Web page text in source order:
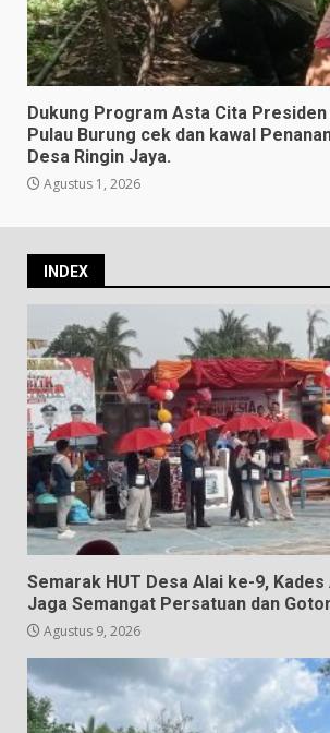
Dukung Program Asta Cita Presiden
Pulau Burung cek dan kawal
Desa Ringin Jaya.
Agustus 1, 2026
INDEX
Semarak HUT Desa Alai ke-9, Kades
Jaga Semangat Persatuan dan
Agustus 9, 2026